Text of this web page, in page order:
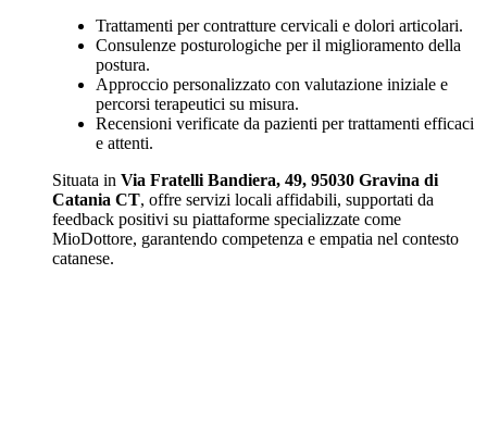
Trattamenti per contratture cervicali e dolori articolari.
Consulenze posturologiche per il miglioramento della
postura.
Approccio personalizzato con valutazione iniziale e
percorsi terapeutici su misura.
Recensioni verificate da pazienti per trattamenti efficaci
e attenti.
Situata in Via Fratelli Bandiera, 49, 95030 Gravina di
Catania CT, offre servizi locali affidabili, supportati da
feedback positivi su piattaforme specializzate come
MioDottore, garantendo competenza e empatia nel contesto
catanese.